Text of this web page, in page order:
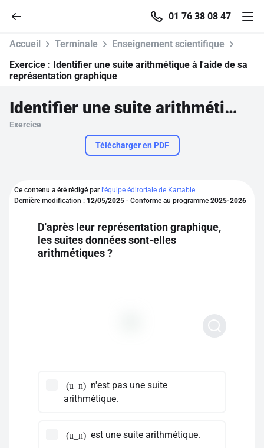
01 76 38 08 47
Parcourir
Se connecter
S'inscrire gratuitement
Pour profiter de 10 contenus offerts.
Accueil Terminale
Enseignement scientifique
Exercice : Identifier une suite arithmétique à l'aide de sa
représentation graphique
Identifier une suite arithmétique à l'aide de sa représentation graphique
Exercice
Télécharger en PDF
Ce contenu a été rédigé par l'équipe éditoriale de Kartable.
Dernière modification : 12/05/2025 - Conforme au programme 2025-2026
D'après leur représentation graphique,
les suites données sont-elles
arithmétiques ?
(u_n) n'est pas une suite
arithmétique.
(u_n) est une suite arithmétique.